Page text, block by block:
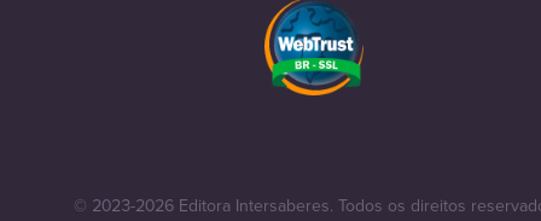
© 2023-2026 Editora Intersaberes. Todos os direitos